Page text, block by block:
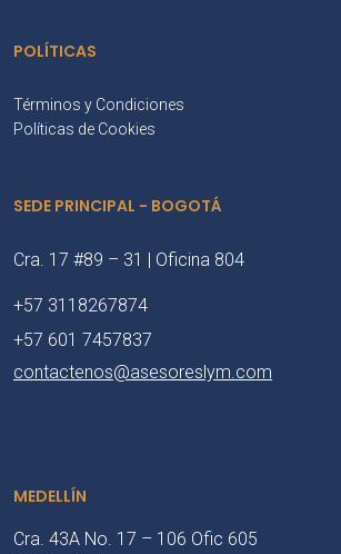
POLÍTICAS
Términos y Condiciones
Políticas de Cookies
SEDE PRINCIPAL - BOGOTÁ
Cra. 17 #89 – 31 | Oficina 804
+57 3118267874
+57 601 7457837
contactenos@asesoreslym.com
MEDELLÍN
Cra. 43A No. 17 – 106 Ofic 605